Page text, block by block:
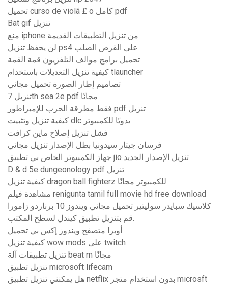
تحميل curso de violã £ o كامل pdf
Bat gif تنزيل
منع iphone من تنزيل التطبيقات القديمة
لن يحفظ تنزيل ps4 على القرص الصلب
تحميل برامج موالف التلفزيون قمة القمة
كيفية تنزيل التعديلات باستخدام tlauncher
تصاميم إطار الصورة تحميل مجاني
تنزيل 7th sea 2e pdf مجانًا
فقط مطرقة الحرب للإمبراطور pdf تنزيل
كيفية تنزيل وتثبيت dlc يدويًا للكمبيوتر
فشل تنزيل إصلاح ماين كرافت
فرسان جيتار سيدونيا بطل الإصدار تنزيل مجاني
جهاز الكمبيوتر الخاص بي تطبيق jio تنزيل الإصدار الجديد
D & d 5e dungeonology pdf تنزيل
كيفية تنزيل dragon ball fighterz للكمبيوتر مجانًا
مشاهدة فيلم renigunta tamil full movie hd free download
كلاسيك سبايدر سوليتير تحميل مجاني ويندوز 10 برناردو زامورا
قم بتنزيل تطبيق كيندل لسطح المكتب.
أوبرا متصفح ويندوز إكس بي تحميل
كيفية تنزيل wow mods على twitch
تنزيل تطبيقات آلة beat m مجانًا
تنزيل تطبيق microsoft lifecam
هل يمكنني تنزيل تطبيق netflix بدون استخدام متجر microsft